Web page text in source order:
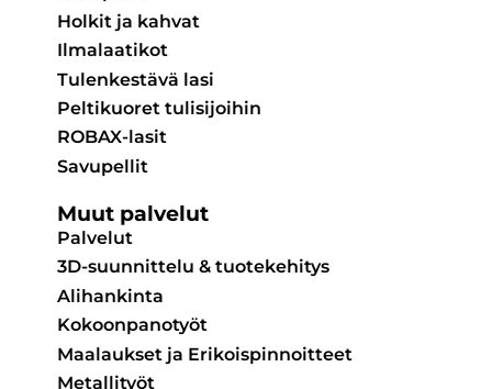
Holkit ja kahvat
Ilmalaatikot
Tulenkestävä lasi
Peltikuoret tulisijoihin
ROBAX-lasit
Savupellit
Muut palvelut
Palvelut
3D-suunnittelu & tuotekehitys
Alihankinta
Kokoonpanotyöt
Maalaukset ja Erikoispinnoitteet
Metallityöt